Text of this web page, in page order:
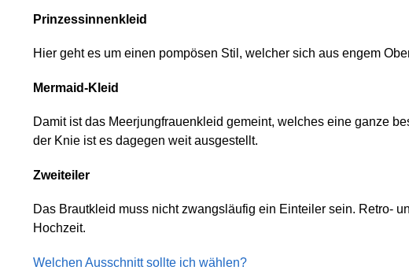
Prinzessinnenkleid
Hier geht es um einen pompösen Stil, welcher sich aus engem
Mermaid-Kleid
Damit ist das Meerjungfrauenkleid gemeint, welches eine ganze
der Knie ist es dagegen weit ausgestellt.
Zweiteiler
Das Brautkleid muss nicht zwangsläufig ein Einteiler sein. Retro-
Hochzeit.
Welchen Ausschnitt sollte ich wählen?